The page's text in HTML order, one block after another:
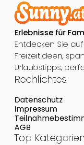
Erlebnisse für
Entdecken Sie
Freizeitideen,
Urlaubstipps,
Rechlichtes
Datenschutz
Impressum
AGB
Top Kategorien